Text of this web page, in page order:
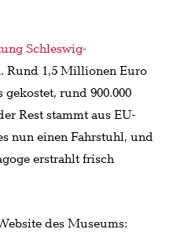
Schleswig-
. Rund 1,5 Millionen Euro
rund 900.000
Rest stammt aus EU-
nun einen Fahrstuhl, und
erstrahlt frisch
des Museums: